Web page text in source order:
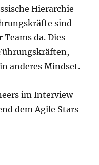
Hierarchie-
sind
da. Dies
anderes Mindset.
im Interview
dem Agile Stars